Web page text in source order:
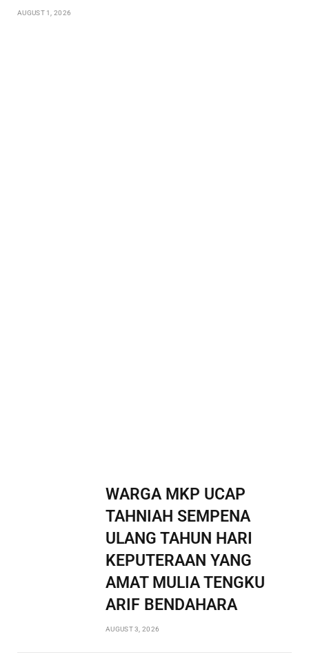
AUGUST 1, 2026
WARGA MKP UCAP
TAHNIAH SEMPENA
ULANG TAHUN HARI
KEPUTERAAN YANG
AMAT MULIA TENGKU
ARIF BENDAHARA
AUGUST 3, 2026